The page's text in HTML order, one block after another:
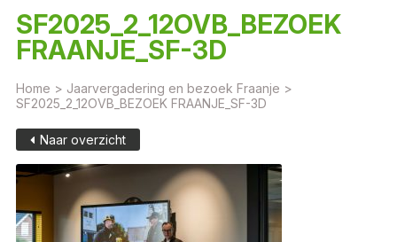
SF2025_2_12OVB_BEZOEK
FRAANJE_SF-3D
Home > Jaarvergadering en bezoek Fraanje >
SF2025_2_12OVB_BEZOEK FRAANJE_SF-3D
Naar overzicht